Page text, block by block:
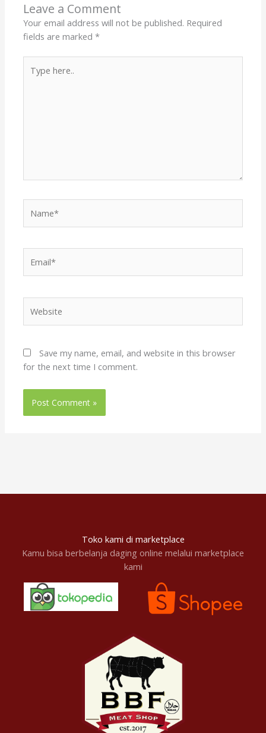
Leave a Comment
Your email address will not be published. Required
fields are marked*
here..
Save my name, email, and website in this browser
for the next time I comment.
Toko kami di marketplace
Kamu bisa berbelanja daging online melalui marketplace
kami